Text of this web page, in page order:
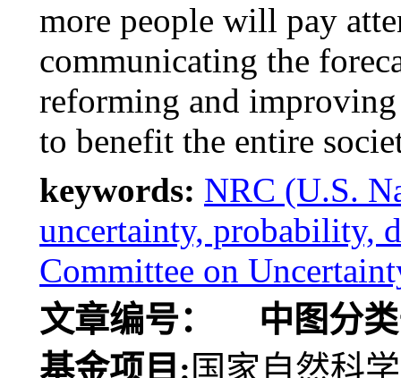
more people will pay
communicating the
reforming and improving
to benefit the entire
keywords: NRC (U.S.
uncertainty, probability,
Committee on
文章编号：
中图分
基金项目: 国家自然科